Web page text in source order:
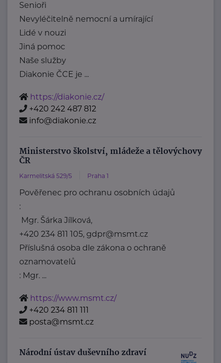
Senioři
Nevyléčitelně nemocní a umírající
Lidé v nouzi
Jiná pomoc
Naše služby
Diakonie ČCE je ...
https://diakonie.cz/
+420 242 487 812
info@diakonie.cz
Ministerstvo školství, mládeže a tělovýchovy
ČR
Karmelitská 529/5 Praha 1
Pověřenec pro ochranu osobních údajů
:
Mgr. Šárka Jílková,
+420 234 811 105, gdpr@msmt.cz
Příslušná osoba dle zákona o ochraně
oznamovatelů
: Mgr. ...
https://www.msmt.cz/
+420 234 811 111
posta@msmt.cz
Národní ústav duševního zdraví